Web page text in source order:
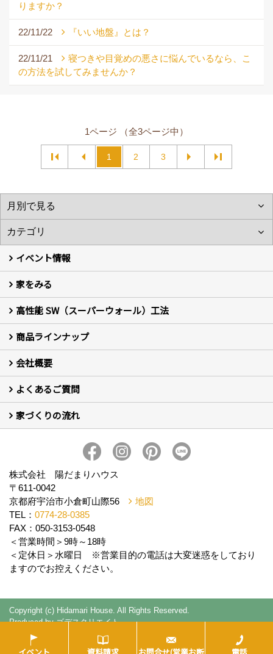
りますか？
22/11/22 『いい地盤』とは？
22/11/21
寝つきや目覚めの悪さに悩んでいるなら、こ
の方法を試してみませんか？
1ページ （全3ページ中）
1 2 3
イベント情報
イベント予告
イベント報告
家をみる
フォトギャラリー
現場レポート
お客様の声
高性能 SW（スーパーウォール）工法
新築住宅の制振SW工法
セミ新築のSW工法（断熱リノベーション）
商品ラインナップ
セミ新築 (商標登録第6729704号) Hi・da・ma・ri の家
完全自由設計 注文住宅
自然素材の家 注文住宅
T-CLASS-北欧風セレクト住宅
会社概要
はじめての方 社長の想い
会社の歴史・陽だまりハウスの意味とは？
スタッフ紹介
スタッフブログ
会社情報
アクセス
会社紹介の動画
プライバシーポリシー
よくあるご質問
新築について (10)
リフォームについて (2)
家づくりの流れ
株式会社 陽だまりハウス
〒611-0042
京都府宇治市小倉町山際56
地図
TEL： 0774-28-0385
FAX：050-3153-0548
＜営業時間＞9時～18時
＜定休日＞水曜日 ※営業目的の電話は大変迷惑をしており
ますのでお控えください。
Copyright (c) Hidamari House. All Rights Reserved.
Produced byゴデスクリエイト